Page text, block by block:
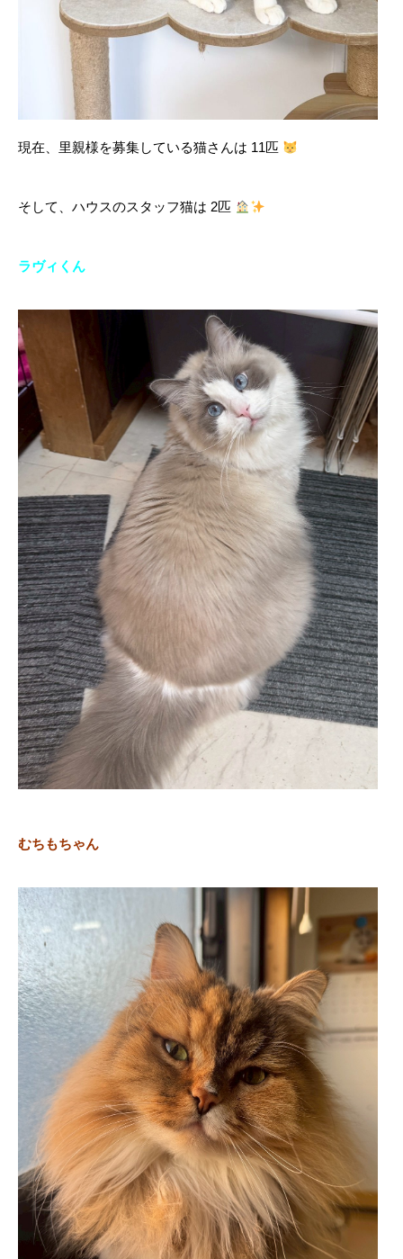
現在、里親様を募集している猫さんは 11匹
そして、ハウスのスタッフ猫は 2匹
ラヴィくん
むちもちゃん